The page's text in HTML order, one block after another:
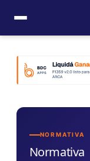
contenido
NORMATIVA
Normativa